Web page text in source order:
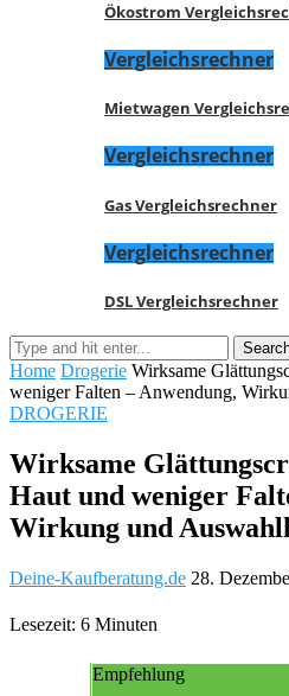
Ökostrom
Vergleichsrechner
Mietwagen
Vergleichsrechner
Gas Vergleichsrechner
Vergleichsrechner
DSL Vergleichsrechner
Home Drogerie Wirksame
weniger Falten – Anwendung,
DROGERIE
Wirksame
Haut und weniger
Wirkung und
Deine-Kaufberatung.de 28.
Lesezeit: 6 Minuten
Empfehlung